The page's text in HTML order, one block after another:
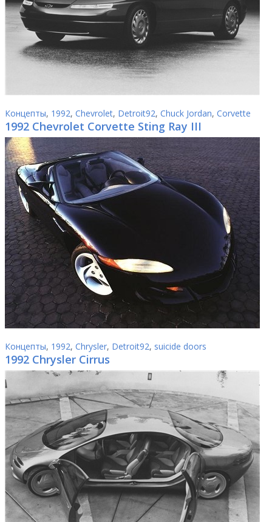
Концепты, 1992, Chevrolet, Detroit92, Chuck Jordan, Corvette
1992 Chevrolet Corvette Sting Ray III
Концепты, 1992, Chrysler, Detroit92, suicide doors
1992 Chrysler Cirrus